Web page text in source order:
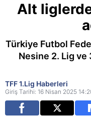
Alt
Türkiye Futbol
Nesine 2. Lig
TFF 1.Lig Haberleri
Giriş Tarihi: 16 Nisan 2025